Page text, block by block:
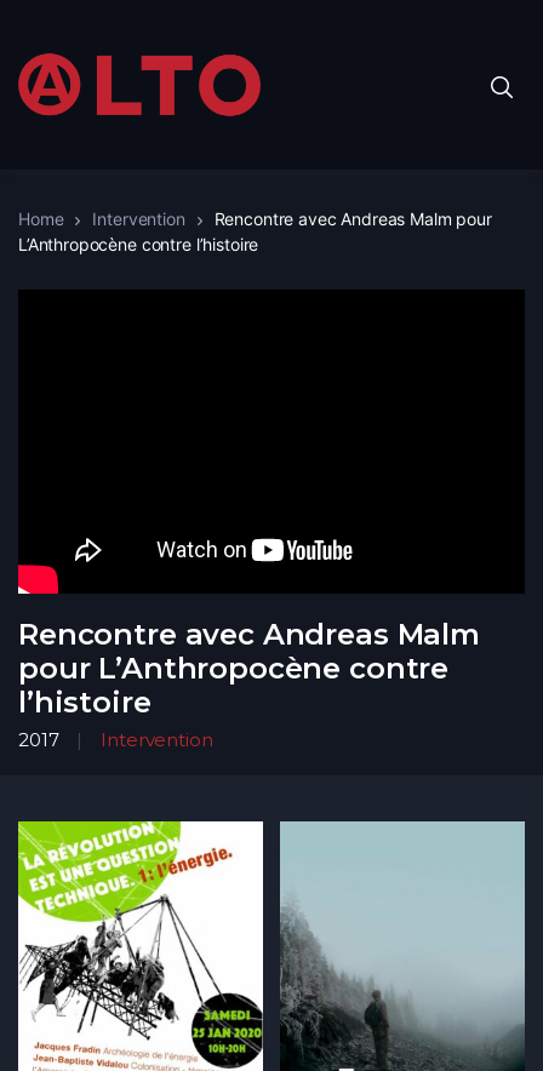
Home Intervention
Rencontre avec Andreas Malm pour
L’Anthropocène contre l’histoire
Rencontre avec Andreas Malm
pour L’Anthropocène contre
l’histoire
2017 Intervention